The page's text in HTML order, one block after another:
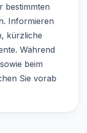
bestimmten
Informieren
kürzliche
Während
beim
Sie vorab